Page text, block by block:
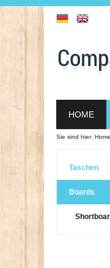
HOME
Sie sind hier: Home
Taschen
Boards